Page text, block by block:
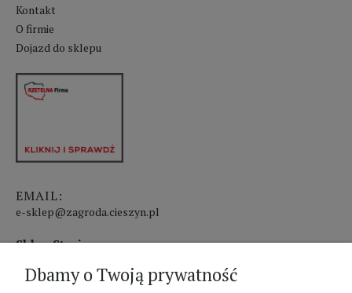
Kontakt
O firmie
Dojazd do sklepu
EMAIL:
e-sklep@zagroda.cieszyn.pl
Sklep Stacjonarny czynny:
pon.-pt. 8:00 - 17:00
Dbamy o Twoją prywatność